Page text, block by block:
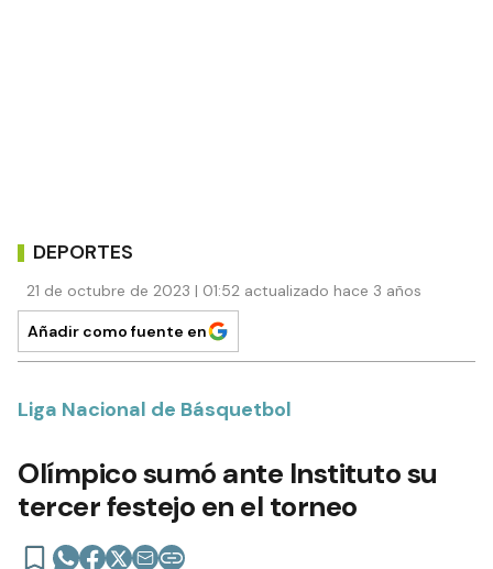
DEPORTES
21 de octubre de 2023 | 01:52 actualizado hace 3 años
Añadir como fuente en
Liga Nacional de Básquetbol
Olímpico sumó ante Instituto su
tercer festejo en el torneo